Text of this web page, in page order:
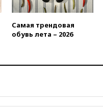
Самая трендовая
обувь лета – 2026